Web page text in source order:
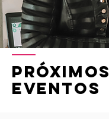
Próximos
eventos